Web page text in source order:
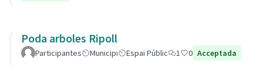
Poda arboles Ripoll
Participantes Municipi Espai Públic 1 0 Acceptada